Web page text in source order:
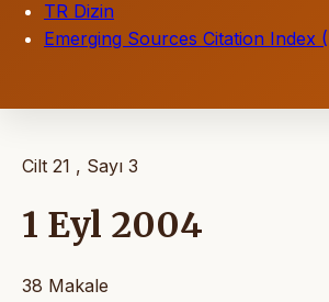
TR Dizin
Emerging Sources Citation Index
Cilt 21 , Sayı 3
1 Eyl 2004
38 Makale